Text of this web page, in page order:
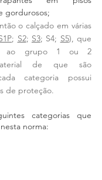
gordurosos;
o calçado em várias
; S2; S3; S4; S5), que
ao grupo 1 ou 2
de que são
categoria possui
de proteção.
categorias que
norma: